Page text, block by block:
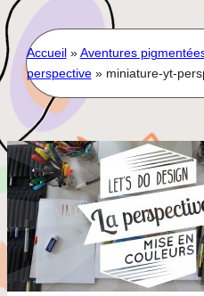
Accueil » Aventures
perspective» miniature-yt-